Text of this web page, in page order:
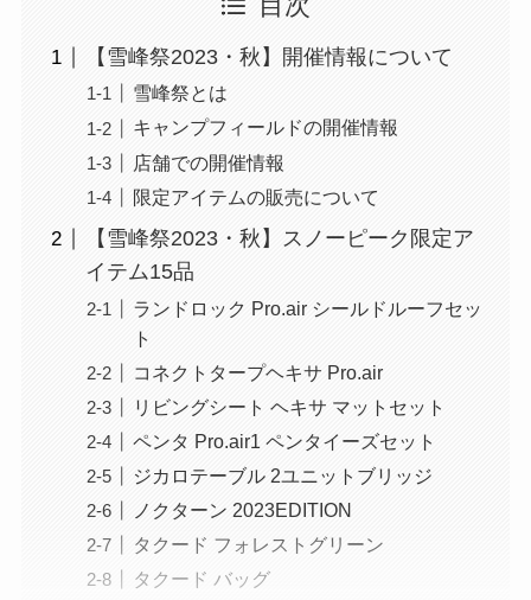
目次
【雪峰祭2023・秋】開催情報について
雪峰祭とは
キャンプフィールドの開催情報
店舗での開催情報
限定アイテムの販売について
【雪峰祭2023・秋】スノーピーク限定ア
イテム15品
ランドロック Pro.air シールドルーフセッ
ト
コネクトタープヘキサ Pro.air
リビングシート ヘキサ マットセット
ペンタ Pro.air1 ペンタイーズセット
ジカロテーブル 2ユニットブリッジ
ノクターン 2023EDITION
タクード フォレストグリーン
タクード バッグ